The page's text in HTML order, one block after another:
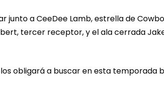
junto a CeeDee Lamb, estrella de
tercer receptor, y el ala cerrada
obligará a buscar en esta temporada